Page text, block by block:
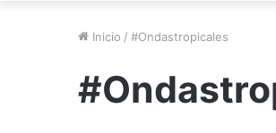
Inicio / #Ondastropicales